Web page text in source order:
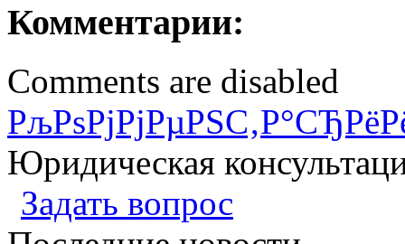
Комментарии:
Comments are disabled
Юридическая
Задать вопрос